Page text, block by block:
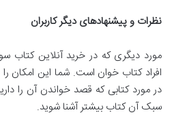
نظرات و پیشنهادهای دیگر کاربران
مورد دیگری که در خرید آنلاین کتاب
افراد کتاب خوان است. شما این امکان را
در مورد کتابی که قصد خواندن آن را
سبک آن کتاب بیشتر آشنا شوید.